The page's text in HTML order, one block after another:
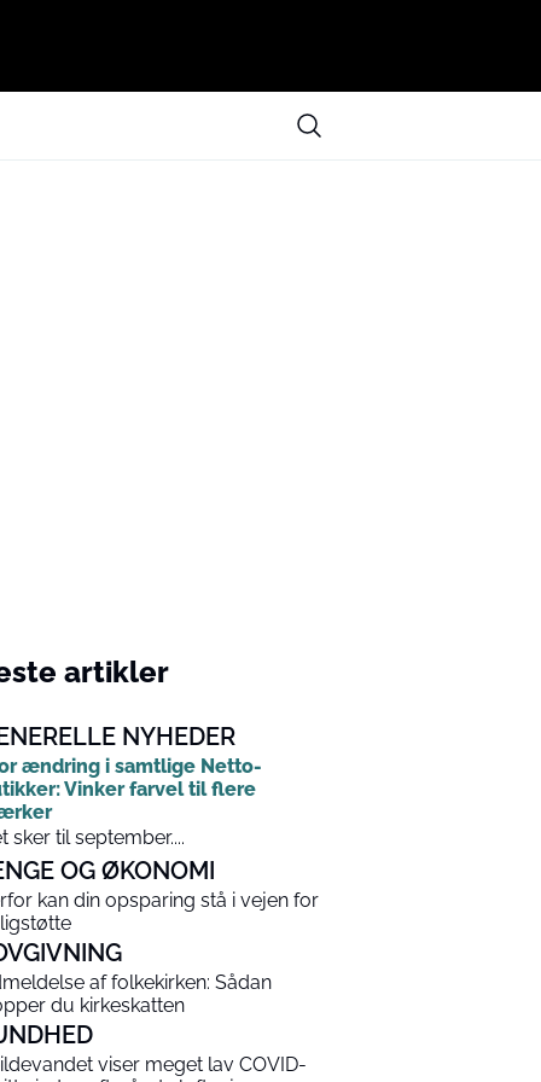
artikler
NYHEDER
ændring i samtlige Netto-
Vinker farvel til flere
sker til september....
OG ØKONOMI
kan din opsparing stå i vejen for
af folkekirken: Sådan
du kirkeskatten
viser meget lav COVID-